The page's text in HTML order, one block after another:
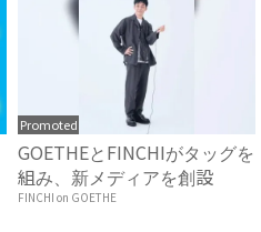
Promoted
GOETHEとFINCHIがタッグを
組み、新メディアを創設
FINCHI on GOETHE